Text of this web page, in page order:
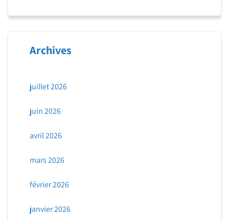
Archives
juillet 2026
juin 2026
avril 2026
mars 2026
février 2026
janvier 2026